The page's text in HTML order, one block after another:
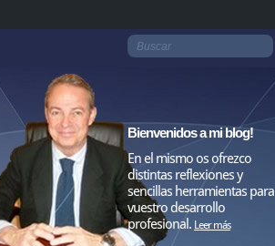
Bienvenidos a mi blog!
En el mismo os ofrezco
distintas reflexiones y
sencillas herramientas para
vuestro desarrollo
profesional. Leer más